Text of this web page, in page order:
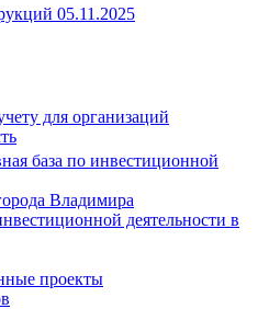
05.11.2025
для организаций
база по инвестиционной
Владимира
деятельности в
проекты